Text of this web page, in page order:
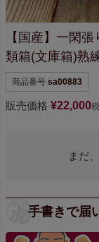
【国産】一閑張
類箱(文庫箱)熟
商品番号 sa00883
販売価格 ¥22,000
まだ
手書きで届